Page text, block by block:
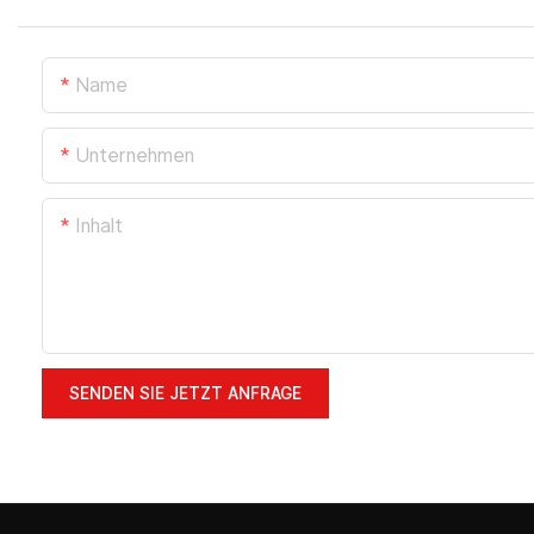
Name
Unternehmen
Inhalt
SENDEN SIE JETZT ANFRAGE